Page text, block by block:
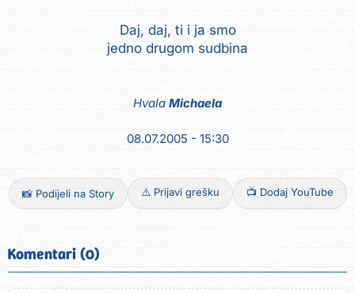
Daj, daj, ti i ja smo
jedno drugom sudbina
Hvala Michaela
08.07.2005 - 15:30
📸 Podijeli na Story ⚠️ Prijavi grešku 📺 Dodaj YouTube
Komentari (0)